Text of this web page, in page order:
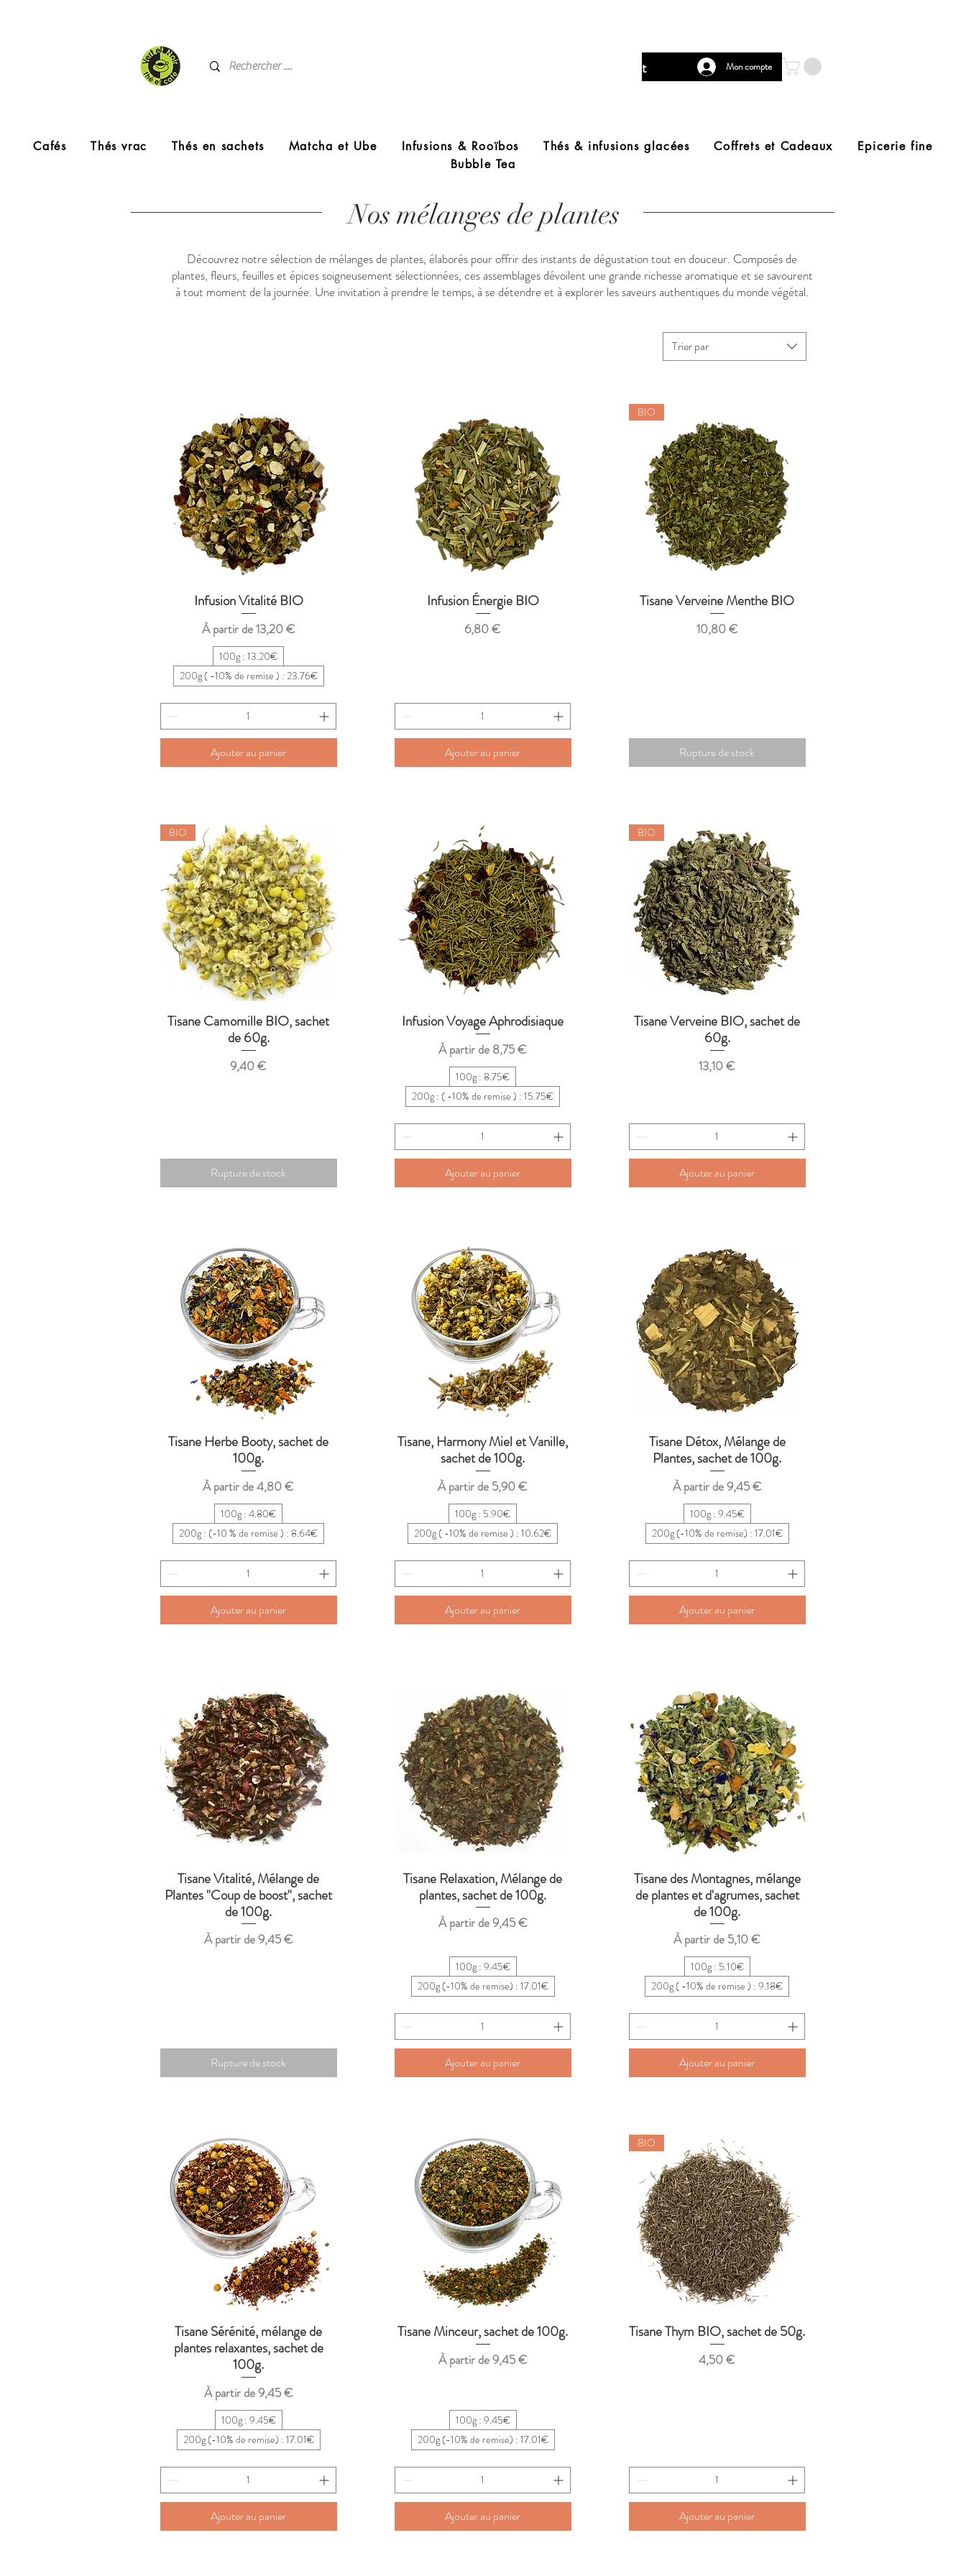
Mon compte
Livraison offerte à partir de 60€ d'achat
Cafés Thés vrac Thés en sachets Matcha et Ube Infusions & Rooïbos Thés & infusions glacées Coffrets et Cadeaux
Epicerie fine
Bubble Tea
Nos mélanges de plantes
Découvrez notre sélection de mélanges de plantes, élaborés pour offrir des instants de dégustation tout en douceur. Composés de
plantes, fleurs, feuilles et épices soigneusement sélectionnées, ces assemblages dévoilent une grande richesse aromatique et se savourent
à tout moment de la journée. Une invitation à prendre le temps, à se détendre et à explorer les saveurs authentiques du monde végétal.
Trier par
Aperçu rapide
Infusion Vitalité BIO
À partir de13,20 €
Prix promotionnel
100g : 13.20€
200g ( -10% de remise ) : 23.76€
Ajouter au panier
Aperçu rapide
Infusion Énergie BIO
Prix
6,80 €
Ajouter au panier
Aperçu rapide
BIO
Tisane Verveine Menthe BIO
Prix
10,80 €
Rupture de stock
Aperçu rapide
BIO
Tisane Camomille BIO, sachet
de 60g.
Prix
9,40 €
Rupture de stock
Aperçu rapide
Infusion Voyage Aphrodisiaque
À partir de 8,75 €
Prix promotionnel
100g : 8.75€
200g : ( -10% de remise ) : 15.75€
Ajouter au panier
Aperçu rapide
BIO
Tisane Verveine BIO, sachet de
60g.
Prix
13,10 €
Ajouter au panier
Aperçu rapide
Tisane Herbe Booty, sachet de
100g.
À partir de4,80 €
Prix promotionnel
100g : 4.80€
200g : (-10 % de remise ) : 8.64€
Ajouter au panier
Aperçu rapide
Tisane, Harmony Miel et Vanille,
sachet de 100g.
À partir de 5,90 €
Prix promotionnel
100g : 5.90€
200g ( -10% de remise ) : 10.62€
Ajouter au panier
Aperçu rapide
Tisane Détox, Mélange de
Plantes, sachet de 100g.
À partir de9,45 €
Prix promotionnel
100g : 9.45€
200g (-10% de remise) : 17.01€
Ajouter au panier
Aperçu rapide
Tisane Vitalité, Mélange de
Plantes "Coup de boost", sachet
de 100g.
À partir de9,45 €
Prix promotionnel
Rupture de stock
Aperçu rapide
Tisane Relaxation, Mélange de
plantes, sachet de 100g.
À partir de9,45 €
Prix promotionnel
100g : 9.45€
200g (-10% de remise) : 17.01€
Ajouter au panier
Aperçu rapide
Tisane des Montagnes, mélange
de plantes et d'agrumes, sachet
de 100g.
À partir de 5,10 €
Prix promotionnel
100g : 5.10€
200g ( -10% de remise ) : 9.18€
Ajouter au panier
Aperçu rapide
Tisane Sérénité, mélange de
plantes relaxantes, sachet de
100g.
À partir de9,45 €
Prix promotionnel
100g : 9.45€
200g (-10% de remise) : 17.01€
Ajouter au panier
Aperçu rapide
Tisane Minceur, sachet de 100g.
À partir de9,45 €
Prix promotionnel
100g : 9.45€
200g (-10% de remise) : 17.01€
Ajouter au panier
Aperçu rapide
BIO
Tisane Thym BIO, sachet de 50g.
Prix
4,50 €
Ajouter au panier